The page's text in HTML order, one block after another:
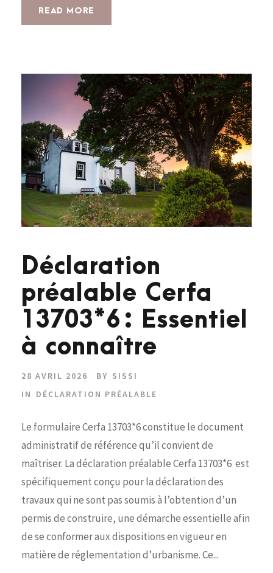
READ MORE
Déclaration
préalable Cerfa
13703*6 : Essentiel
à connaître
28 AVRIL 2026 BY SISSI
IN
DÉCLARATION PRÉALABLE
Le formulaire Cerfa 13703*6 constitue le document
administratif de référence qu’il convient de
maîtriser. La déclaration préalable Cerfa 13703*6 est
spécifiquement conçu pour la déclaration des
travaux qui ne sont pas soumis à l’obtention d’un
permis de construire, une démarche essentielle afin
de se conformer aux dispositions en vigueur en
matière de réglementation d’urbanisme. Ce...